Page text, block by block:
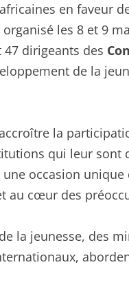
en faveur
les 8 et 9
dirigeants des
de la
la
qui leur sont
occasion unique
au cœur des
la jeunesse, des